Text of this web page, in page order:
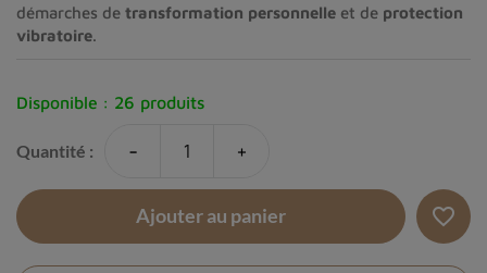
démarches de transformation personnelle et de protection
vibratoire.
Disponible : 26 produits
Quantité : - +
Ajouter au panier favorite_border